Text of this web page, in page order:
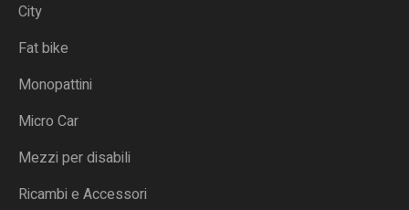
City
Fat bike
Monopattini
Micro Car
Mezzi per disabili
Ricambi e Accessori